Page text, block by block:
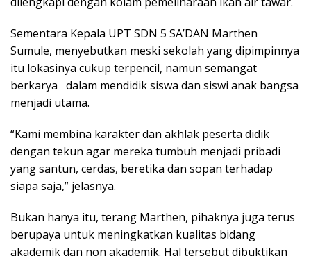
Sementara Kepala UPT SDN 5 SA’DAN Marthen
Sumule, menyebutkan meski sekolah yang dipimpinnya
itu lokasinya cukup terpencil, namun semangat
berkarya dalam mendidik siswa dan siswi anak bangsa
menjadi utama.
“Kami membina karakter dan akhlak peserta didik
dengan tekun agar mereka tumbuh menjadi pribadi
yang santun, cerdas, beretika dan sopan terhadap
siapa saja,” jelasnya.
Bukan hanya itu, terang Marthen, pihaknya juga terus
berupaya untuk meningkatkan kualitas bidang
akademik dan non akademik. Hal tersebut dibuktikan